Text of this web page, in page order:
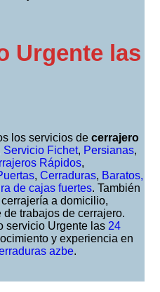
Urgente las
los servicios decerrajero
Servicio Fichet, Persianas,
Rápidos,
,Cerraduras, Baratos,
de cajas fuertes. También
a domicilio,
trabajos de cerrajero.
servicio Urgente las 24
y experiencia en
azbe.